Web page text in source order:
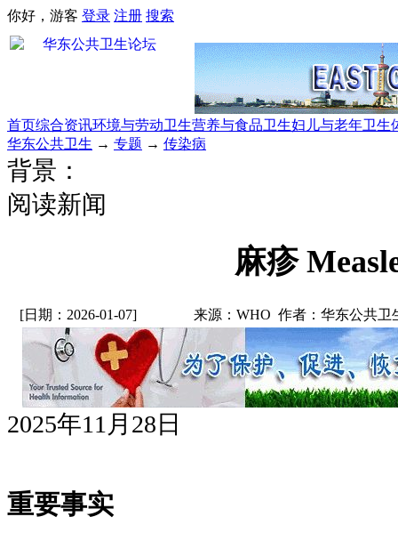
你好，游客 登录 注册 搜索
首页综合资讯环境与劳动卫生营养与食品卫生妇儿与老年卫生
华东公共卫生 → 专题 → 传染病
背景：
阅读新闻
麻疹
[日期：2026-01-07] 来源：WHO 作者：华东公共卫
2025年11月28日
重要事实